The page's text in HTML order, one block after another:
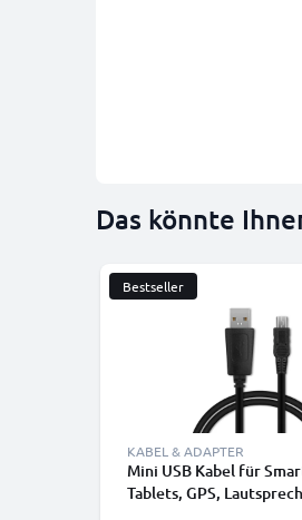
Das könnte
Bestseller
KABEL & ADAPTER
Mini USB Kabel für
Tablets, GPS,